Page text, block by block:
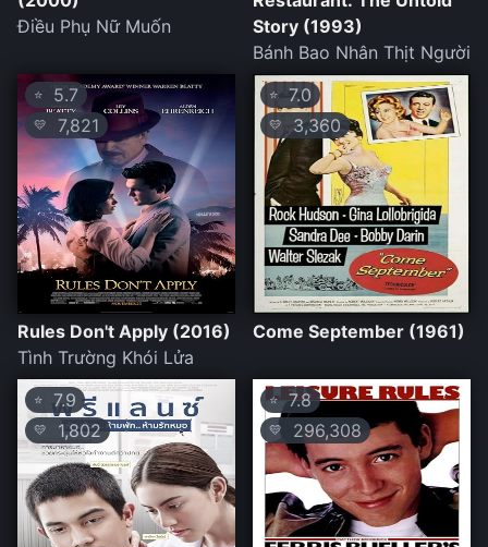
Điều Phụ Nữ Muốn
Story (1993)
Bánh Bao Nhân Thịt Người
⭐ 5.7
💛 7,821
Rules Don't Apply (2016)
Tình Trường Khói Lửa
⭐ 7.0
💛 3,360
Come September (1961)
⭐ 7.9
💛 1,802
⭐7.8
💛 296,308